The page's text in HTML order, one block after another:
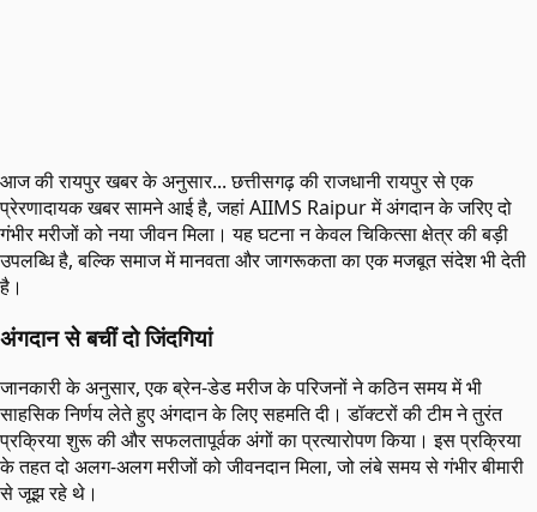
आज की रायपुर खबर के अनुसार... छत्तीसगढ़ की राजधानी रायपुर से एक
प्रेरणादायक खबर सामने आई है, जहां AIIMS Raipur में अंगदान के जरिए दो
गंभीर मरीजों को नया जीवन मिला। यह घटना न केवल चिकित्सा क्षेत्र की बड़ी
उपलब्धि है, बल्कि समाज में मानवता और जागरूकता का एक मजबूत संदेश भी देती
है।
अंगदान से बचीं दो जिंदगियां
जानकारी के अनुसार, एक ब्रेन-डेड मरीज के परिजनों ने कठिन समय में भी
साहसिक निर्णय लेते हुए अंगदान के लिए सहमति दी। डॉक्टरों की टीम ने तुरंत
प्रक्रिया शुरू की और सफलतापूर्वक अंगों का प्रत्यारोपण किया। इस प्रक्रिया
के तहत दो अलग-अलग मरीजों को जीवनदान मिला, जो लंबे समय से गंभीर बीमारी
से जूझ रहे थे।